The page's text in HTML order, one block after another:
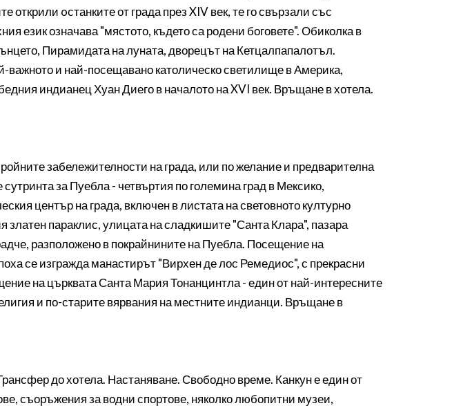
открили oстанките от града през XIV век, те го свързали със
език означава "мястото, където са родени боговете". Обиколка в
Пирамидата на луната, дворецът на Кетцалпапалотъл.
важното и най-посещавано католическо светилище в Америка,
индианец Хуан Диего в началото на XVI век. Връщане в хотела.
забележителности на града, или по желание и предварителна
за Пуебла - четвъртия по големина град в Мексико,
център на града, включен в листата на световното културно
параклис, улицата на сладкишите "Санта Клара", пазара
разположено в покрайнините на Пуебла. Посещение на
се изгражда манастирът "Вирхен де лос Ремедиос", с прекрасни
на църквата Санта Мария Тонанцинтла - един от най-интересните
и по-старите вярвания на местните индианци. Връщане в
до хотела. Настаняване. Свободно време. Канкун е един от
съоръжения за водни спортове, няколко любопитни музеи,